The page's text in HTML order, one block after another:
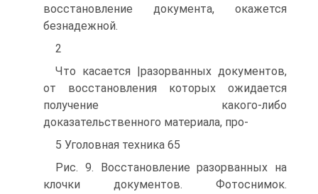
восстановление документа, окажется
безнадежной.
2
Что касается |разорванных документов,
от восстановления которых ожидается
получение какого-либо
доказательственного материала, про-
5 Уголовная техника 65
Рис. 9. Восстановление разорванных на
клочки документов. Фотоснимок.